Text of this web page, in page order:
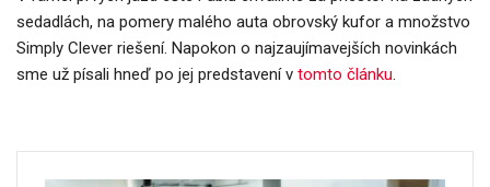
sedadlách, na pomery malého auta obrovský kufor a množstvo
Simply Clever riešení. Napokon o najzaujímavejších novinkách
sme už písali hneď po jej predstavení v tomto článku.